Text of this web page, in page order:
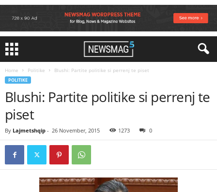
Home Politike Blushi: Partite politike si perrenj te piset
POLITIKE
Blushi: Partite politike si perrenj te
piset
By Lajmetshqip - 26 November, 2015 1273 0